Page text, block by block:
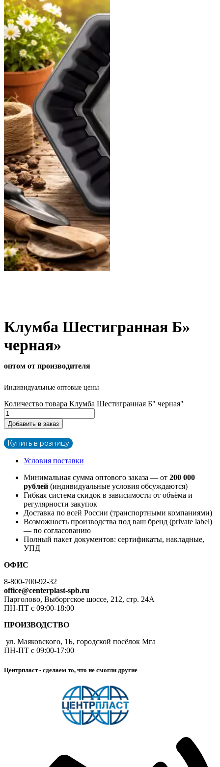
Клумба Шестигранная Б»
черная»
оптом от производителя
Индивидуальные оптовые цены
Количество товара Клумба Шестигранная Б" черная"
Добавить в заказ
Купить в розницу
Условия поставки
Минимальная сумма оптового заказа — от 200 000
рублей (индивидуальные условия обсуждаются)
Гибкая система скидок в зависимости от объёма и
регулярности закупок
Доставка по всей России (транспортными компаниями)
Возможность производства под ваш бренд (private label)
— по согласованию
Полный пакет документов: сертификаты, накладные,
УПД
ОФИС
8-800-700-92-32
office@centerplast-spb.ru
Парголово, Выборгское шоссе, 212, стр. 24А
ПН-ПТ с 09:00-18:00
ПРОИЗВОДСТВО
ул. Маяковского, 1Б, городской посёлок Мга
ПН-ПТ с 09:00-17:00
Центрпласт - сделаем то, что не смогли другие